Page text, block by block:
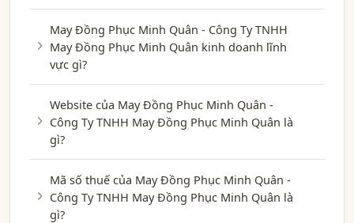
May Đồng Phục Minh Quân - Công Ty TNHH
May Đồng Phục Minh Quân kinh doanh lĩnh
vực gì?
Website của May Đồng Phục Minh Quân -
Công Ty TNHH May Đồng Phục Minh Quân là
gì?
Mã số thuế của May Đồng Phục Minh Quân -
Công Ty TNHH May Đồng Phục Minh Quân là
gì?